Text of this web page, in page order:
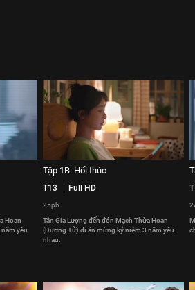
Hoan
yêu
Tập 1B. Hối thúc
T13 Full HD
25ph
Tân Gia Lượng đến đón Mạch Thừa Hoan
(Dương Tử) đi ăn mừng kỷ niệm 3 năm yêu
nhau.